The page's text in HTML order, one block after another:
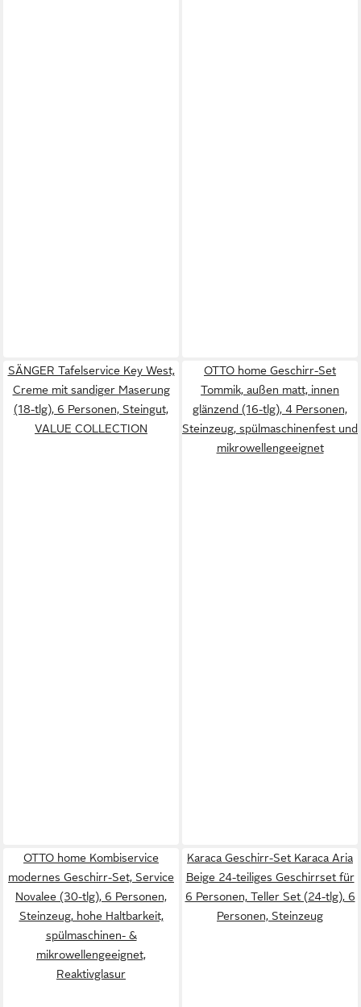
SÄNGER Tafelservice Key West,
Creme mit sandiger Maserung
(18-tlg), 6 Personen, Steingut,
VALUE COLLECTION
OTTO home Geschirr-Set
Tommik, außen matt, innen
glänzend (16-tlg), 4 Personen,
Steinzeug, spülmaschinenfest und
mikrowellengeeignet
OTTO home Kombiservice
modernes Geschirr-Set, Service
Novalee (30-tlg), 6 Personen,
Steinzeug, hohe Haltbarkeit,
spülmaschinen- &
mikrowellengeeignet,
Reaktivglasur
Karaca Geschirr-Set Karaca Aria
Beige 24-teiliges Geschirrset für
6 Personen, Teller Set (24-tlg), 6
Personen, Steinzeug